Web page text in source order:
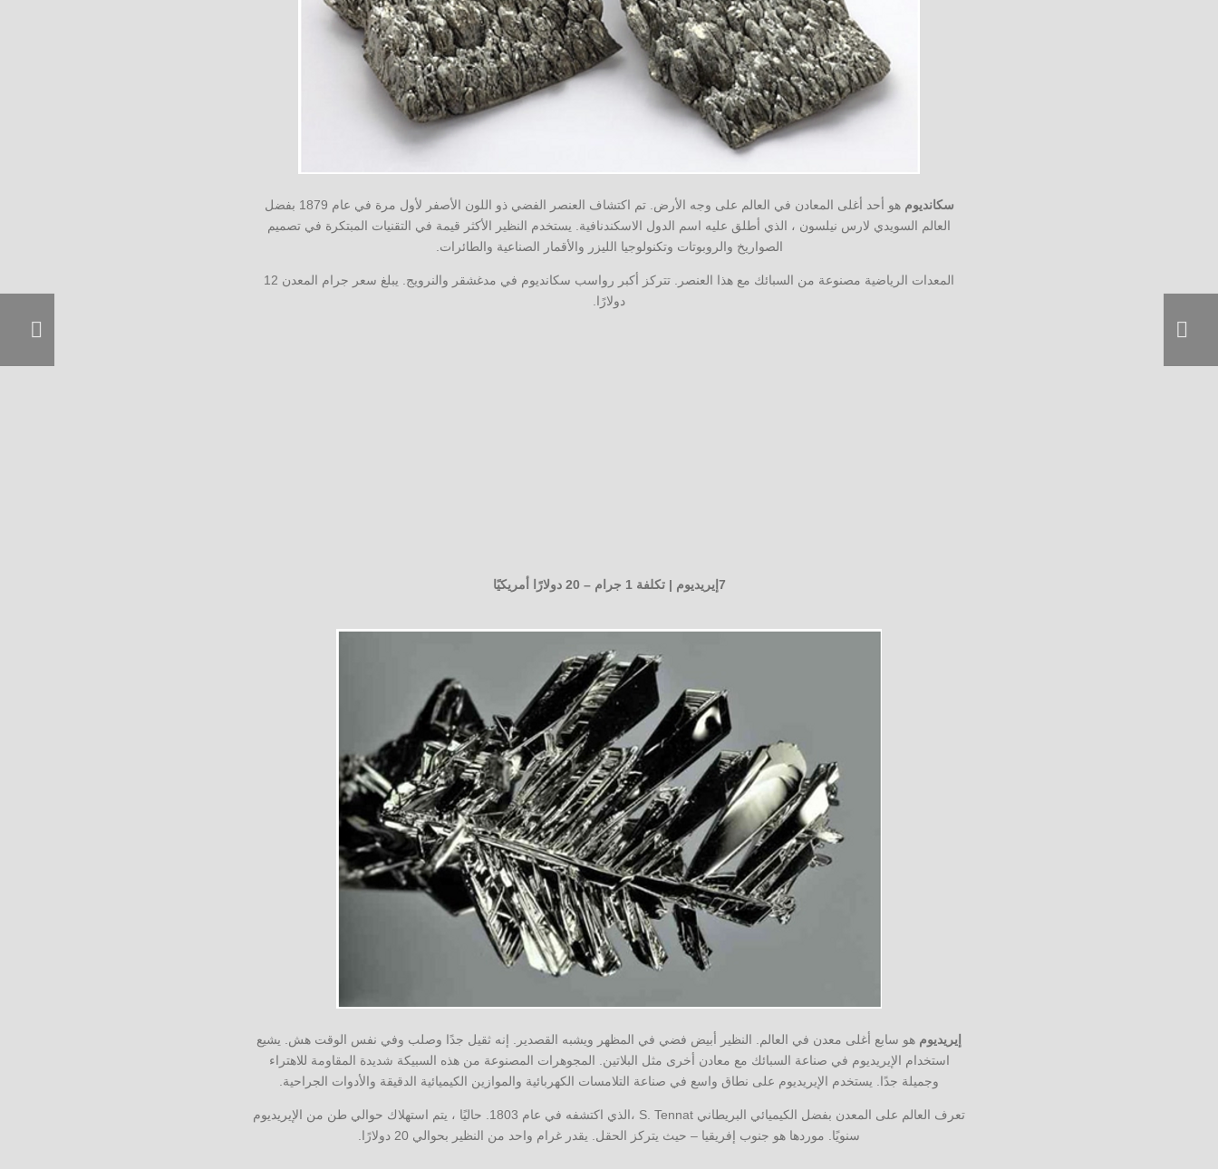
سكانديوم
هو أحد أغلى المعادن في العالم على وجه الأرض. تم اكتشاف العنصر الفضي ذو اللون الأصفر لأول مرة في عام 1879 بفضل
العالم السويدي لارس نيلسون ، الذي أطلق عليه اسم الدول الاسكندنافية. يستخدم النظير الأكثر قيمة في التقنيات المبتكرة في تصميم
الصواريخ والروبوتات وتكنولوجيا الليزر والأقمار الصناعية والطائرات.
المعدات الرياضية مصنوعة من السبائك مع هذا العنصر. تتركز أكبر رواسب سكانديوم في مدغشقر والنرويج. يبلغ سعر جرام المعدن 12
دولارًا.
7إيريديوم | تكلفة 1 جرام – 20 دولارًا أمريكيًا
إيريديوم هو سابع أغلى معدن في العالم. النظير أبيض فضي في المظهر ويشبه القصدير. إنه ثقيل جدًا وصلب وفي نفس الوقت هش. يشيع
استخدام الإيريديوم في صناعة السبائك مع معادن أخرى مثل البلاتين. المجوهرات المصنوعة من هذه السبيكة شديدة المقاومة للاهتراء
وجميلة جدًا. يستخدم الإيريديوم على نطاق واسع في صناعة التلامسات الكهربائية والموازين الكيميائية الدقيقة والأدوات الجراحية.
تعرف العالم على المعدن بفضل الكيميائي البريطاني S. Tennat ،الذي اكتشفه في عام 1803. حاليًا ، يتم استهلاك حوالي طن من الإيريديوم
سنويًا. موردها هو جنوب إفريقيا – حيث يتركز الحقل. يقدر غرام واحد من النظير بحوالي 20 دولارًا.